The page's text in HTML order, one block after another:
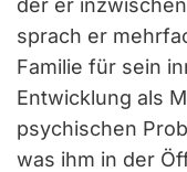
sprach er
Familie für sein
Entwicklung als
psychischen
was ihm in der